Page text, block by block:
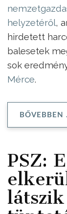
helyzetéről,
hirdetett
balesetek
sok
Mérce.
BŐVEBBEN
PSZ:
látszik